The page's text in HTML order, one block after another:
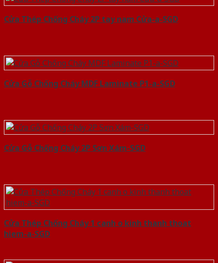
Cửa Thép Chống Cháy 2P tay nam Cửa-a-SGD
Cửa Gỗ Chống Cháy MDF Laminate P1-a-SGD
Cửa Gỗ Chống Cháy 2P Sơn Xám-SGD
Cửa Thép Chống Cháy 1 canh o kinh thanh thoat
hiem-a-SGD